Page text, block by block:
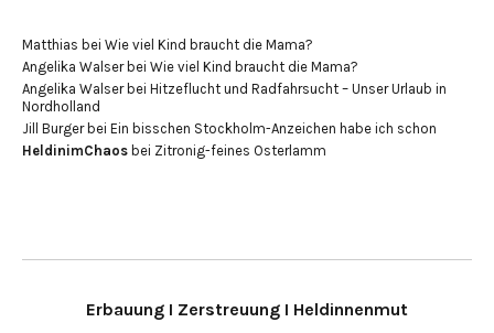
Matthias bei Wie viel Kind braucht die Mama?
Angelika Walserbei Wie viel Kind braucht die Mama?
Angelika Walserbei Hitzeflucht und Radfahrsucht – Unser Urlaub in
Nordholland
Jill Burgerbei Ein bisschen Stockholm-Anzeichen habe ich schon
HeldinimChaos bei Zitronig-feines Osterlamm
Erbauung I Zerstreuung I Heldinnenmut